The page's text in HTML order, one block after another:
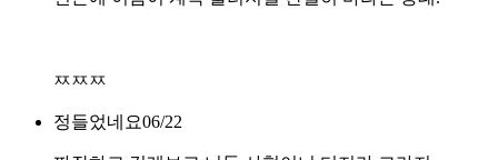
ㅉㅉㅉ
정들었네요06/22